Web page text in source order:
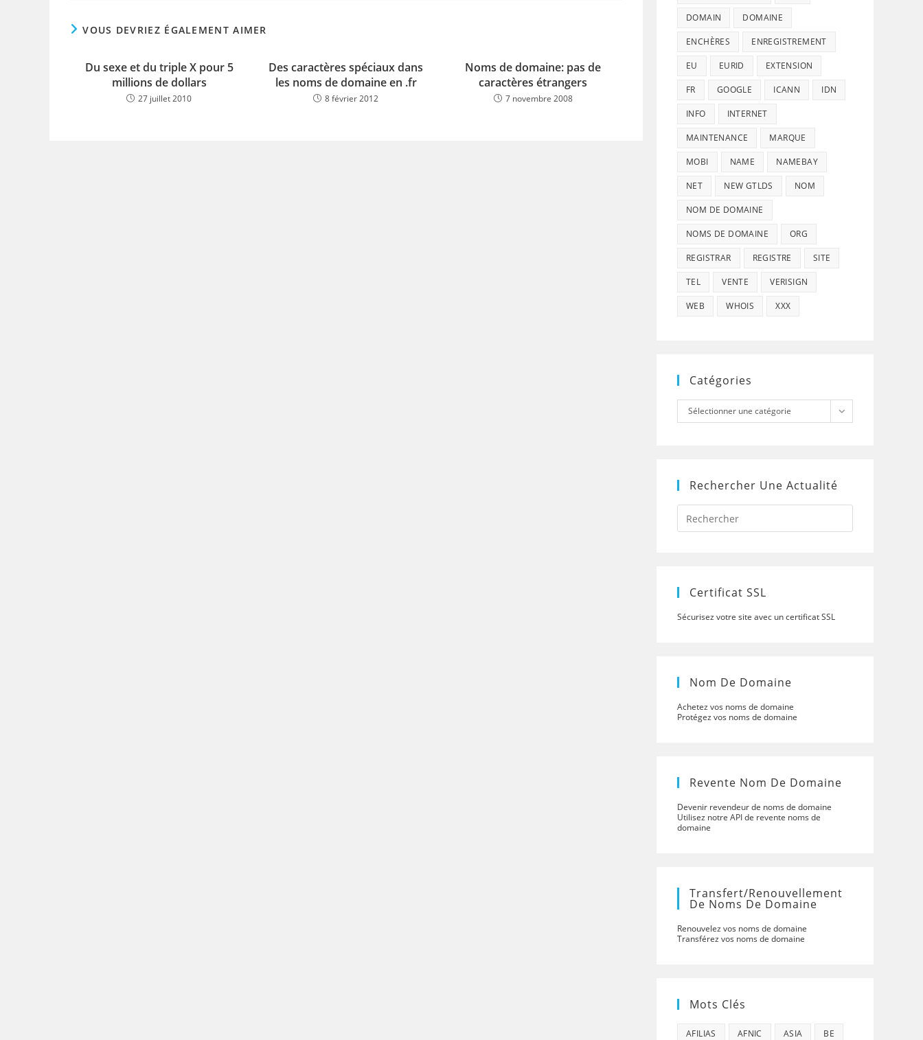
VOUS DEVRIEZ ÉGALEMENT AIMER
Du sexe et du triple X pour 5
millions de dollars
27 juillet 2010
Des caractères spéciaux dans
les noms de domaine en .fr
8 février 2012
Noms de domaine: pas de
caractères étrangers
7 novembre 2008
DOMAIN DOMAINE
ENCHÈRES ENREGISTREMENT
EU EURID EXTENSION
FR GOOGLE ICANN IDN
INFO INTERNET
MAINTENANCE MARQUE
MOBI NAME NAMEBAY
NET NEW GTLDS NOM
NOM DE DOMAINE
NOMS DE DOMAINE ORG
REGISTRAR REGISTRE SITE
TEL VENTE VERISIGN
WEB WHOIS XXX
Catégories
Catégories
Sélectionner une catégorie
Rechercher Une Actualité
Press
to
Certificat SSL
Sécurisez votre site avec un certificat SSL
Nom De Domaine
Achetez vos noms de domaine
Protégez vos noms de domaine
Revente Nom De Domaine
Devenir revendeur de noms de domaine
Utilisez notre API de revente noms de
domaine
Transfert/renouvellement
De Noms De Domaine
Renouvelez vos noms de domaine
Transférez vos noms de domaine
Mots Clés
AFILIAS AFNIC ASIA BE